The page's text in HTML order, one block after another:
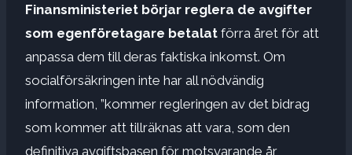
Finansministeriet börjar reglera de avgifter
som egenföretagare betalat förra året för att
anpassa dem till deras faktiska inkomst. Om
socialförsäkringen inte har all nödvändig
information, ”kommer regleringen av det bidrag
som kommer att tillräknas att vara, som den
definitiva avgiftsbasen för motsvarande år,